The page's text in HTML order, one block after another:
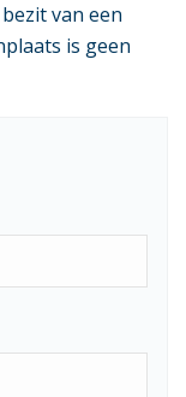
van een
is geen